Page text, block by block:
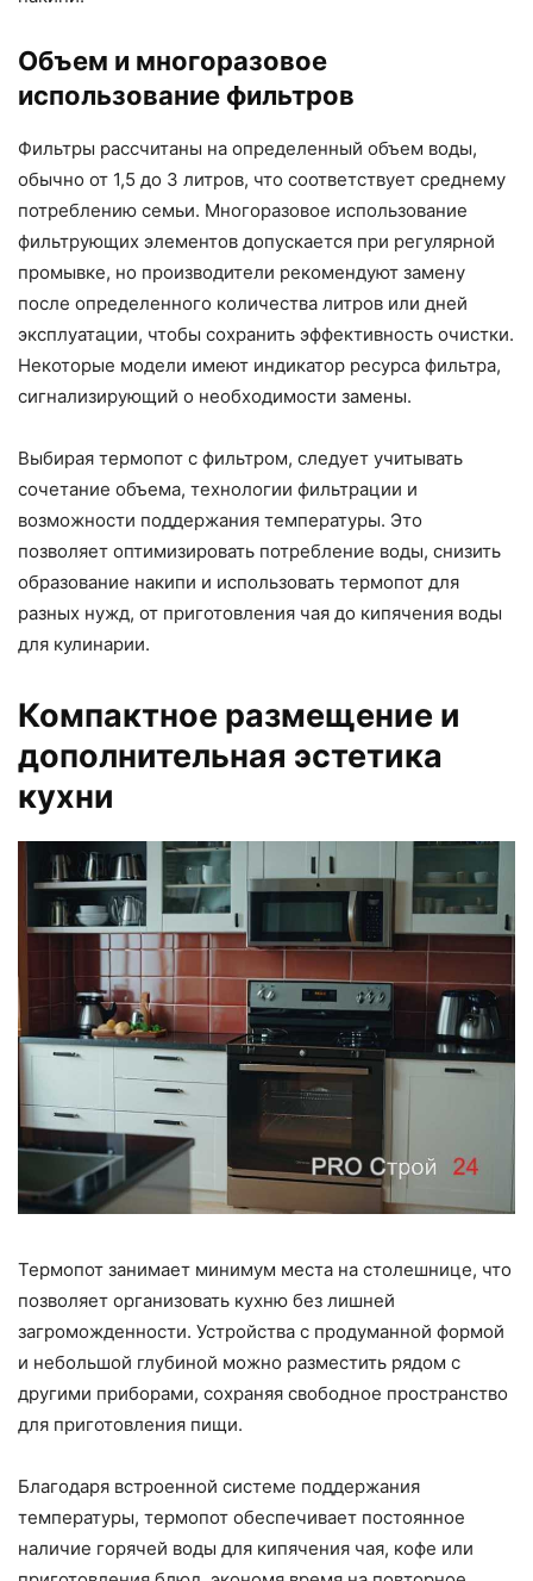
Объем и многоразовое
использование фильтров
Фильтры рассчитаны на определенный объем воды,
обычно от 1,5 до 3 литров, что соответствует среднему
потреблению семьи. Многоразовое использование
фильтрующих элементов допускается при регулярной
промывке, но производители рекомендуют замену
после определенного количества литров или дней
эксплуатации, чтобы сохранить эффективность очистки.
Некоторые модели имеют индикатор ресурса фильтра,
сигнализирующий о необходимости замены.
Выбирая термопот с фильтром, следует учитывать
сочетание объема, технологии фильтрации и
возможности поддержания температуры. Это
позволяет оптимизировать потребление воды, снизить
образование накипи и использовать термопот для
разных нужд, от приготовления чая до кипячения воды
для кулинарии.
Компактное размещение и
дополнительная эстетика
кухни
Термопот занимает минимум места на столешнице, что
позволяет организовать кухню без лишней
загроможденности. Устройства с продуманной формой
и небольшой глубиной можно разместить рядом с
другими приборами, сохраняя свободное пространство
для приготовления пищи.
Благодаря встроенной системе поддержания
температуры, термопот обеспечивает постоянное
наличие горячей воды для кипячения чая, кофе или